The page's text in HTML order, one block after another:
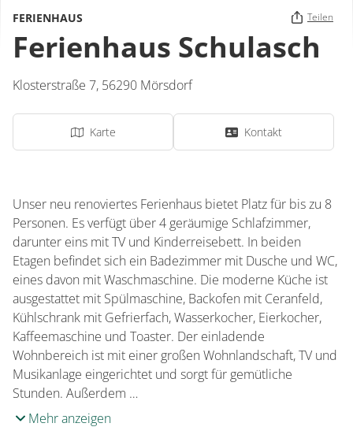
FERIENHAUS Teilen
Ferienhaus Schulasch
Klosterstraße 7, 56290 Mörsdorf
Karte Kontakt
Unser neu renoviertes Ferienhaus bietet Platz für bis zu 8
Personen. Es verfügt über 4 geräumige Schlafzimmer,
darunter eins mit TV und Kinderreisebett. In beiden
Etagen befindet sich ein Badezimmer mit Dusche und WC,
eines davon mit Waschmaschine. Die moderne Küche ist
ausgestattet mit Spülmaschine, Backofen mit Ceranfeld,
Kühlschrank mit Gefrierfach, Wasserkocher, Eierkocher,
Kaffeemaschine und Toaster. Der einladende
Wohnbereich ist mit einer großen Wohnlandschaft, TV und
Musikanlage eingerichtet und sorgt für gemütliche
Stunden. Außerdem …
Mehr anzeigen